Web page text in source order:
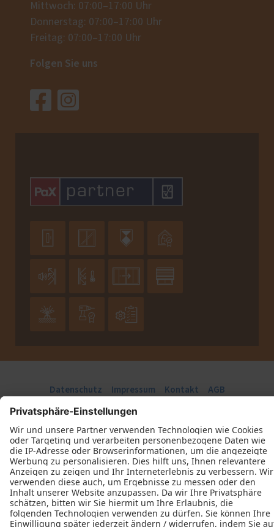
Mittwoch: 07:00–17:00 Uhr
Donnerstag: 07:00–17:00 Uhr
Freitag: 07:00–17:00 Uhr
Folgen Sie uns
   
   
  
Datenschutz Impressum Kontakt
AGB
Mühlberg Bau- und Möbeltischlerei © 2026